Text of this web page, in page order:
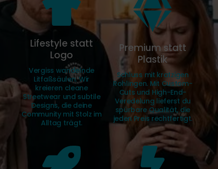
Lifestyle statt
Logo
Vergiss wandelnde
Litfaßsäulen. Wir
kreieren cleane
Streetwear und subtile
Designs, die deine
Community mit Stolz im
Alltag trägt.
Premium statt
Plastik
Schluss mit kratzigen
Rohlingen. Mit Custom-
Cuts und High-End-
Veredelung lieferst du
spürbare Qualität, die
jeden Preis rechtfertigt.